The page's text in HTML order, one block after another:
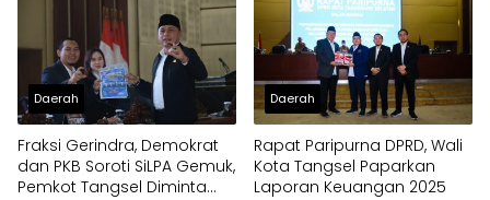
Daerah
Fraksi Gerindra, Demokrat
dan PKB Soroti SiLPA Gemuk,
Pemkot Tangsel Diminta
Daerah
Rapat Paripurna DPRD, Wali
Kota Tangsel Paparkan
Laporan Keuangan 2025